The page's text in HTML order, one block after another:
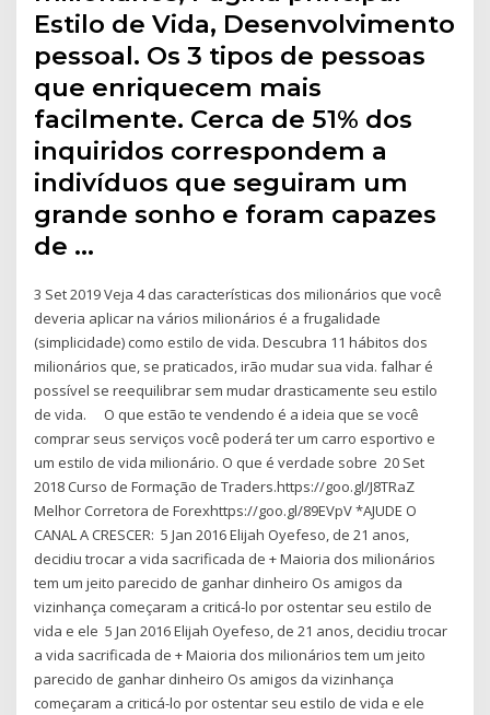
Estilo de Vida, Desenvolvimento
pessoal. Os 3 tipos de pessoas
que enriquecem mais
facilmente. Cerca de 51% dos
inquiridos correspondem a
indivíduos que seguiram um
grande sonho e foram capazes
de …
3 Set 2019 Veja 4 das características dos milionários que você
deveria aplicar na vários milionários é a frugalidade
(simplicidade) como estilo de vida. Descubra 11 hábitos dos
milionários que, se praticados, irão mudar sua vida. falhar é
possível se reequilibrar sem mudar drasticamente seu estilo
de vida. ⠀ O que estão te vendendo é a ideia que se você
comprar seus serviços você poderá ter um carro esportivo e
um estilo de vida milionário. O que é verdade sobre 20 Set
2018 Curso de Formação de Traders.https://goo.gl/J8TRaZ
Melhor Corretora de Forexhttps://goo.gl/89EVpV *AJUDE O
CANAL A CRESCER: 5 Jan 2016 Elijah Oyefeso, de 21 anos,
decidiu trocar a vida sacrificada de + Maioria dos milionários
tem um jeito parecido de ganhar dinheiro Os amigos da
vizinhança começaram a criticá-lo por ostentar seu estilo de
vida e ele 5 Jan 2016 Elijah Oyefeso, de 21 anos, decidiu trocar
a vida sacrificada de + Maioria dos milionários tem um jeito
parecido de ganhar dinheiro Os amigos da vizinhança
começaram a criticá-lo por ostentar seu estilo de vida e ele